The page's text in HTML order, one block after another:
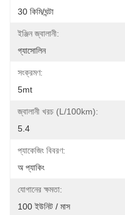
30 কিমি/ঘন্টা
ইঞ্জিন জ্বালানী:
গ্যাসোলিন
সংক্রমণ:
5mt
জ্বালানী খরচ (L/100km):
5.4
প্যাকেজিং বিবরণ:
অ প্যাকিং
যোগানের ক্ষমতা:
100 ইউনিট / মাস